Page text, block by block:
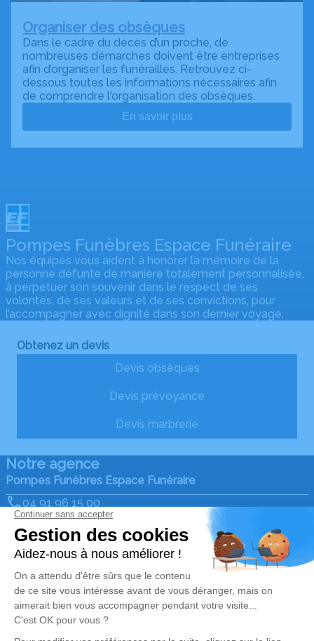
Organiser des obsèques
Dans le cadre du décès d’un proche, de
nombreuses démarches doivent être entreprises
afin d’organiser les funérailles. Retrouvez ci-
dessous toutes les informations nécessaires afin
de comprendre l'organisation des obsèques.
En savoir plus
Pompes Funèbres Espace Funéraire
Nos équipes vous aident à honorer la mémoire de la
personne défunte de manière totalement personnalisée,
à perpétuer son souvenir dans le respect de ses
volontés, de ses valeurs et de ses convictions, pour
l’accompagner avec dignité dans son dernier voyage.
Obtenez un devis
Devis obsèques
Devis prévoyance
Devis marbrerie
Notre agence
Pompes Funèbres Espace Funéraire
04 91 96 15 00
efuneraire@gmail.com
28, Avenue de Saint Antoine - 13015 - Marseille
4.9/5 - 342 avis
Nos Services
Organiser des obsèques
Monuments funéraires
Services aux familles
Liens utiles
Avis de décès
Demande de rendez-vous